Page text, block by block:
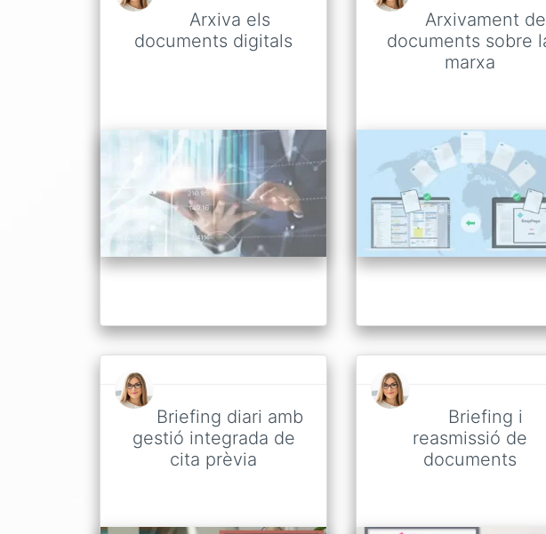
Arxiva els
documents digitals
Arxivament de
documents sobre
marxa
Briefing diari amb
gestió integrada de
cita prèvia
Briefing i
reasmissió de
documents